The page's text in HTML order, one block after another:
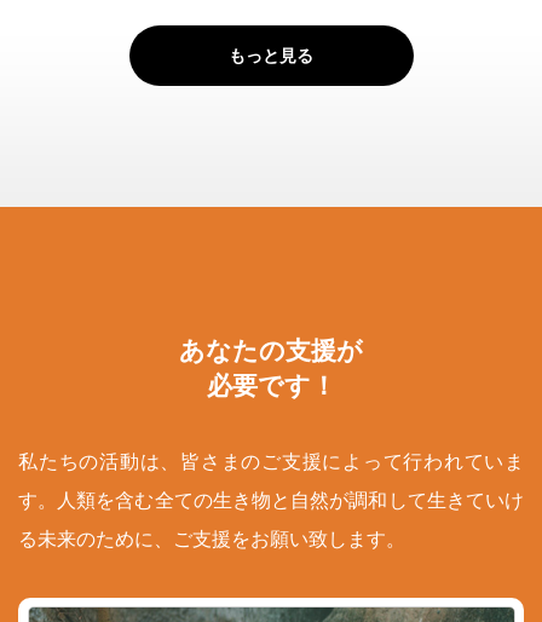
もっと見る
あなたの支援が
必要です！
私たちの活動は、皆さまのご支援によって行われていま
す。人類を含む全ての生き物と自然が調和して生きていけ
る未来のために、ご支援をお願い致します。